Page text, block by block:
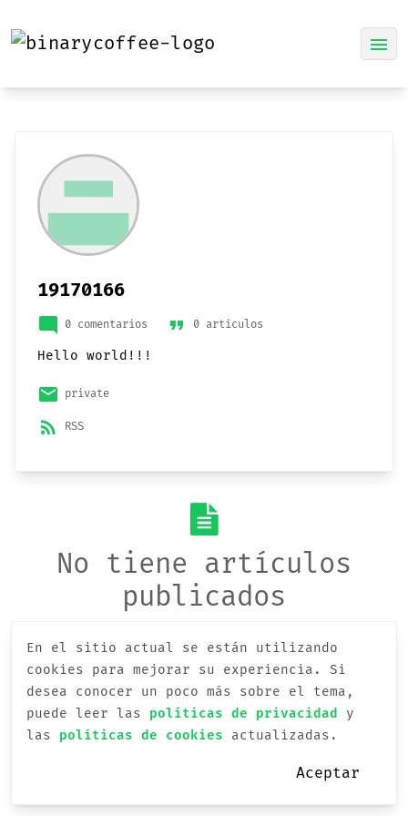
menu
19170166
mode_comment 0 comentarios format_quote 0 artículos
Hello world!!!
email private
rss_feed RSS
No tiene artículos
publicados
En el sitio actual se están utilizando
cookies para mejorar su experiencia.
Si
desea conocer un poco más sobre el tema,
puede leer las políticas de privacidad
y
las políticas de cookies actualizadas.
Aceptar